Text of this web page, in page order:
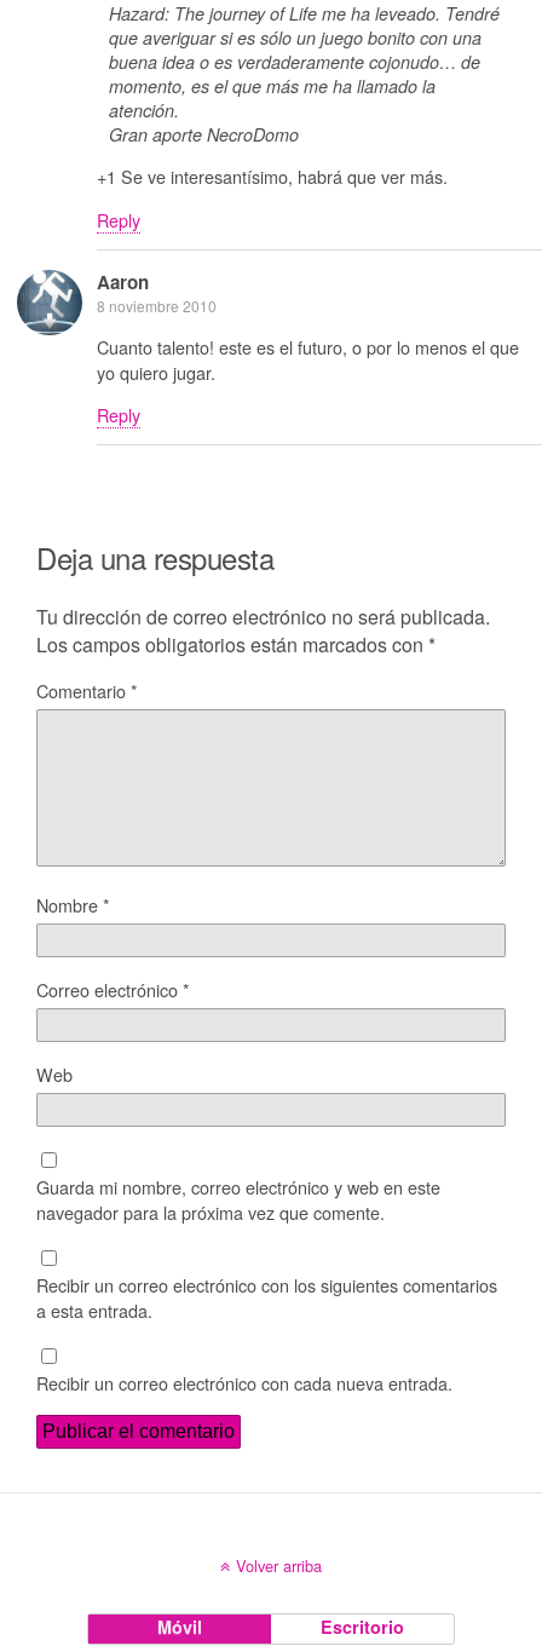
Hazard: The journey of Life me ha leveado. Tendré
que averiguar si es sólo un juego bonito con una
buena idea o es verdaderamente cojonudo… de
momento, es el que más me ha llamado la
atención.
Gran aporte NecroDomo
+1 Se ve interesantísimo, habrá que ver más.
Reply
Aaron
8 noviembre 2010
Cuanto talento! este es el futuro, o por lo menos el que
yo quiero jugar.
Reply
Deja una respuesta
Tu dirección de correo electrónico no será publicada.
Los campos obligatorios están marcados con *
Comentario*
Nombre*
Correo electrónico*
Web
Guarda mi nombre, correo electrónico y web en este
navegador para la próxima vez que comente.
Recibir un correo electrónico con los siguientes comentarios
a esta entrada.
Recibir un correo electrónico con cada nueva entrada.
Volver arriba
Móvil Escritorio